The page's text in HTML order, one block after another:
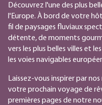
Découvrez l'une des plus
l'Europe. À bord de votre
fil de paysages fluviaux
détente, de moments
vers les plus belles villes et
les voies navigables
Laissez-vous inspirer par
votre prochain voyage de
premières pages de notre